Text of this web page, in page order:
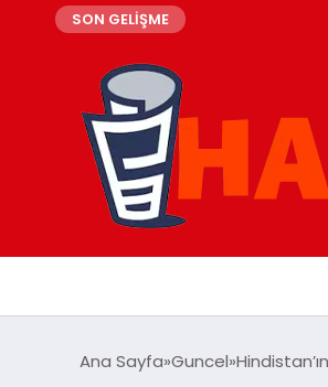
SON GELİŞME
Ana Sayfa Guncel